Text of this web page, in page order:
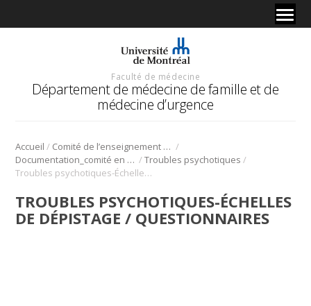
Faculté de médecine
Département de médecine de famille et de
médecine d’urgence
Accueil / Comité de l’enseignement en santé mentale /
Documentation_comité en santé mentale /Troubles psychotiques /
Troubles psychotiques-Échelles de dépistage / Questionnaires
TROUBLES PSYCHOTIQUES-ÉCHELLES
DE DÉPISTAGE / QUESTIONNAIRES